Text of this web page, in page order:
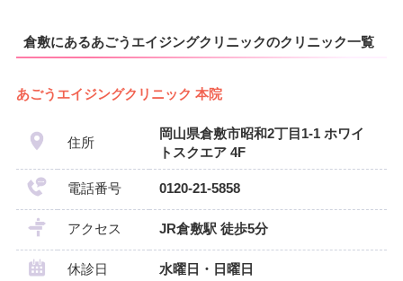
倉敷にあるあごうエイジングクリニックのクリニック一覧
あごうエイジングクリニック 本院
住所
岡山県倉敷市昭和2丁目1-1 ホワイ
トスクエア 4F
電話番号 0120-21-5858
アクセス JR倉敷駅 徒歩5分
休診日 水曜日・日曜日